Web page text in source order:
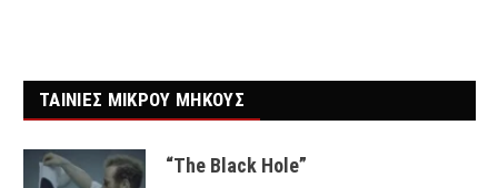
ΤΑΙΝΙΕΣ ΜΙΚΡΟΥ ΜΗΚΟΥΣ
“The Black Hole”